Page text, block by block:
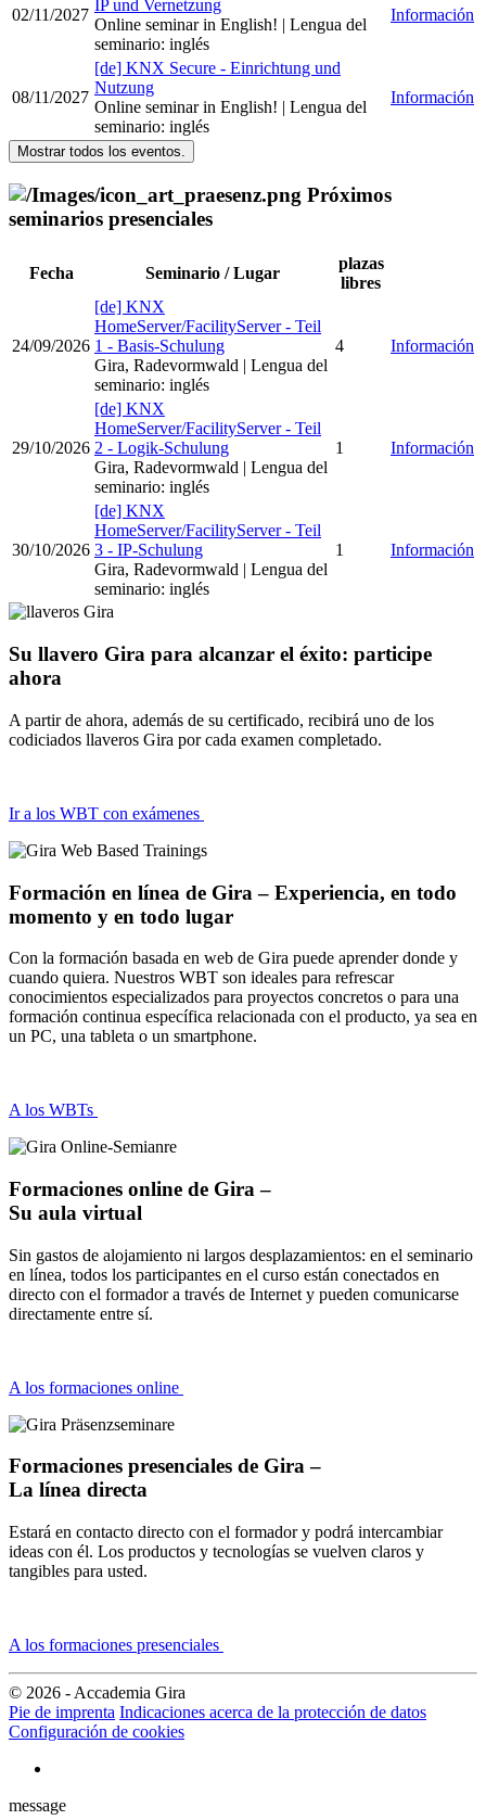
02/11/2027
IP und Vernetzung
Online seminar in English! | Lengua del
seminario: inglés
Información
08/11/2027
[de] KNX Secure - Einrichtung und
Nutzung
Online seminar in English! | Lengua del
seminario: inglés
Información
Mostrar todos los eventos.
Próximos
seminarios presenciales
Fecha Seminario / Lugar
plazas
libres
24/09/2026
[de] KNX
HomeServer/FacilityServer - Teil
1 - Basis-Schulung
Gira, Radevormwald | Lengua del
seminario: inglés
4 Información
29/10/2026
[de] KNX
HomeServer/FacilityServer - Teil
2 - Logik-Schulung
Gira, Radevormwald | Lengua del
seminario: inglés
1 Información
30/10/2026
[de] KNX
HomeServer/FacilityServer - Teil
3 - IP-Schulung
Gira, Radevormwald | Lengua del
seminario: inglés
1 Información
Su llavero Gira para alcanzar el éxito: participe
ahora
A partir de ahora, además de su certificado, recibirá uno de los
codiciados llaveros Gira por cada examen completado.
Ir a los WBT con exámenes
Formación en línea de Gira – Experiencia, en todo
momento y en todo lugar
Con la formación basada en web de Gira puede aprender donde y
cuando quiera. Nuestros WBT son ideales para refrescar
conocimientos especializados para proyectos concretos o para una
formación continua específica relacionada con el producto, ya sea en
un PC, una tableta o un smartphone.
A los WBTs
Formaciones online de Gira –
Su aula virtual
Sin gastos de alojamiento ni largos desplazamientos: en el seminario
en línea, todos los participantes en el curso están conectados en
directo con el formador a través de Internet y pueden comunicarse
directamente entre sí.
A los formaciones online
Formaciones presenciales de Gira –
La línea directa
Estará en contacto directo con el formador y podrá intercambiar
ideas con él. Los productos y tecnologías se vuelven claros y
tangibles para usted.
A los formaciones presenciales
© 2026 - Accademia Gira
Pie de imprenta Indicaciones acerca de la protección de datos
Configuración de cookies
message